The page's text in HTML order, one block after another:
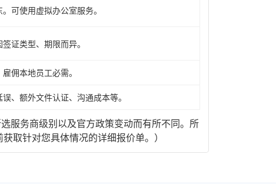
可使用虚拟办公室服务。
证类型、期限而异。
佣本地员工必需。
、额外文件认证、沟通成本等。
服务商级别以及官方政策变动而有所不同。所
取针对您具体情况的详细报价单。）